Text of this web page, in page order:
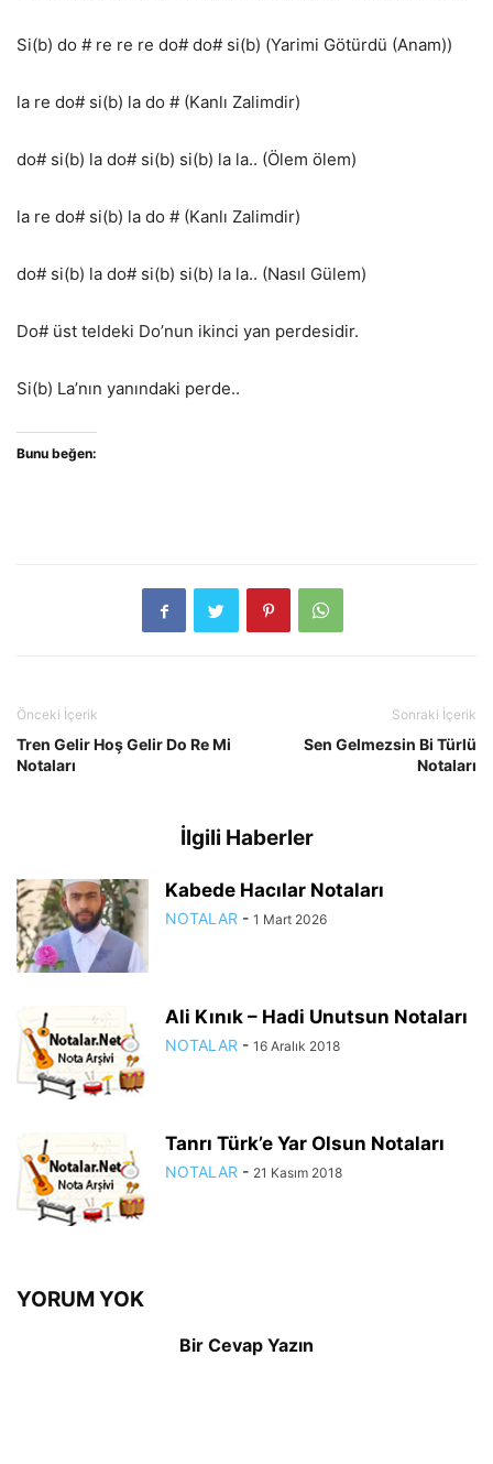
Si(b) do # re re re do# do# si(b) (Yarimi Götürdü (Anam))
la re do# si(b) la do # (Kanlı Zalimdir)
do# si(b) la do# si(b) si(b) la la.. (Ölem ölem)
la re do# si(b) la do # (Kanlı Zalimdir)
do# si(b) la do# si(b) si(b) la la.. (Nasıl Gülem)
Do# üst teldeki Do’nun ikinci yan perdesidir.
Si(b) La’nın yanındaki perde..
Bunu beğen:
Önceki İçerik
Tren Gelir Hoş Gelir Do Re Mi
Notaları
Sonraki İçerik
Sen Gelmezsin Bi Türlü
Notaları
İlgili Haberler
Kabede Hacılar Notaları
NOTALAR - 1 Mart 2026
Ali Kınık – Hadi Unutsun Notaları
NOTALAR - 16 Aralık 2018
Tanrı Türk’e Yar Olsun Notaları
NOTALAR - 21 Kasım 2018
YORUM YOK
Bir Cevap Yazın